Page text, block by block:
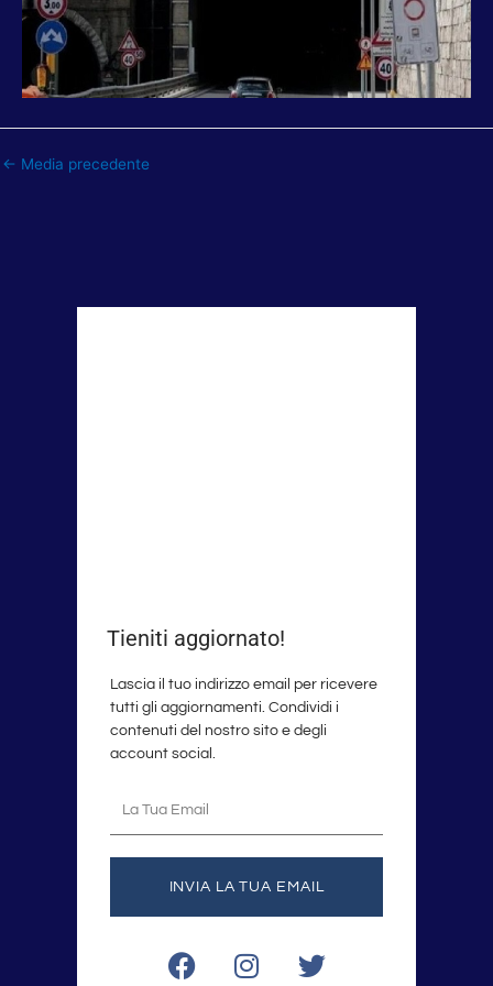
← Media precedente
Tieniti aggiornato!
Lascia il tuo indirizzo email per ricevere
tutti gli aggiornamenti. Condividi i
contenuti del nostro sito e degli
account social.
INVIA LA TUA EMAIL
F
a
I
n
T
w